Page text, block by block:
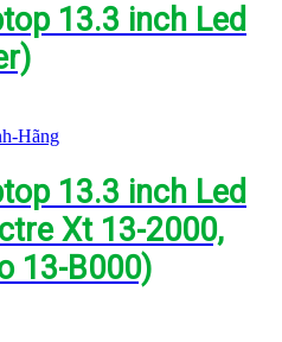
13.3 inch Led
13.3 inch Led
Xt 13-2000,
13-B000)